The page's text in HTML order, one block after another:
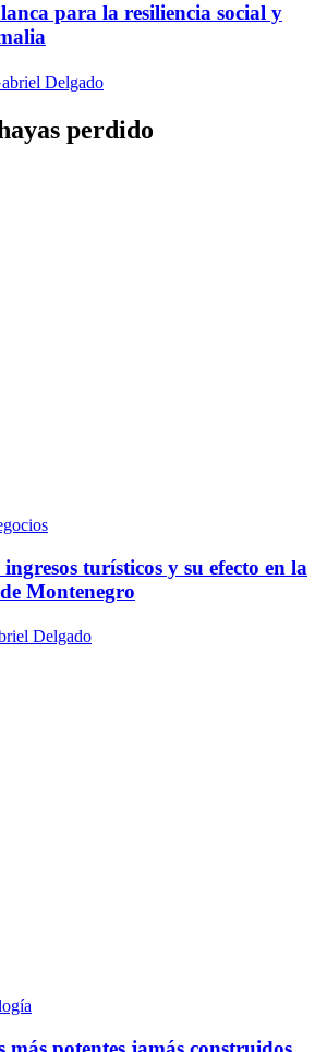
para la resiliencia social y
Delgado
perdido
turísticos y su efecto en la
Montenegro
Delgado